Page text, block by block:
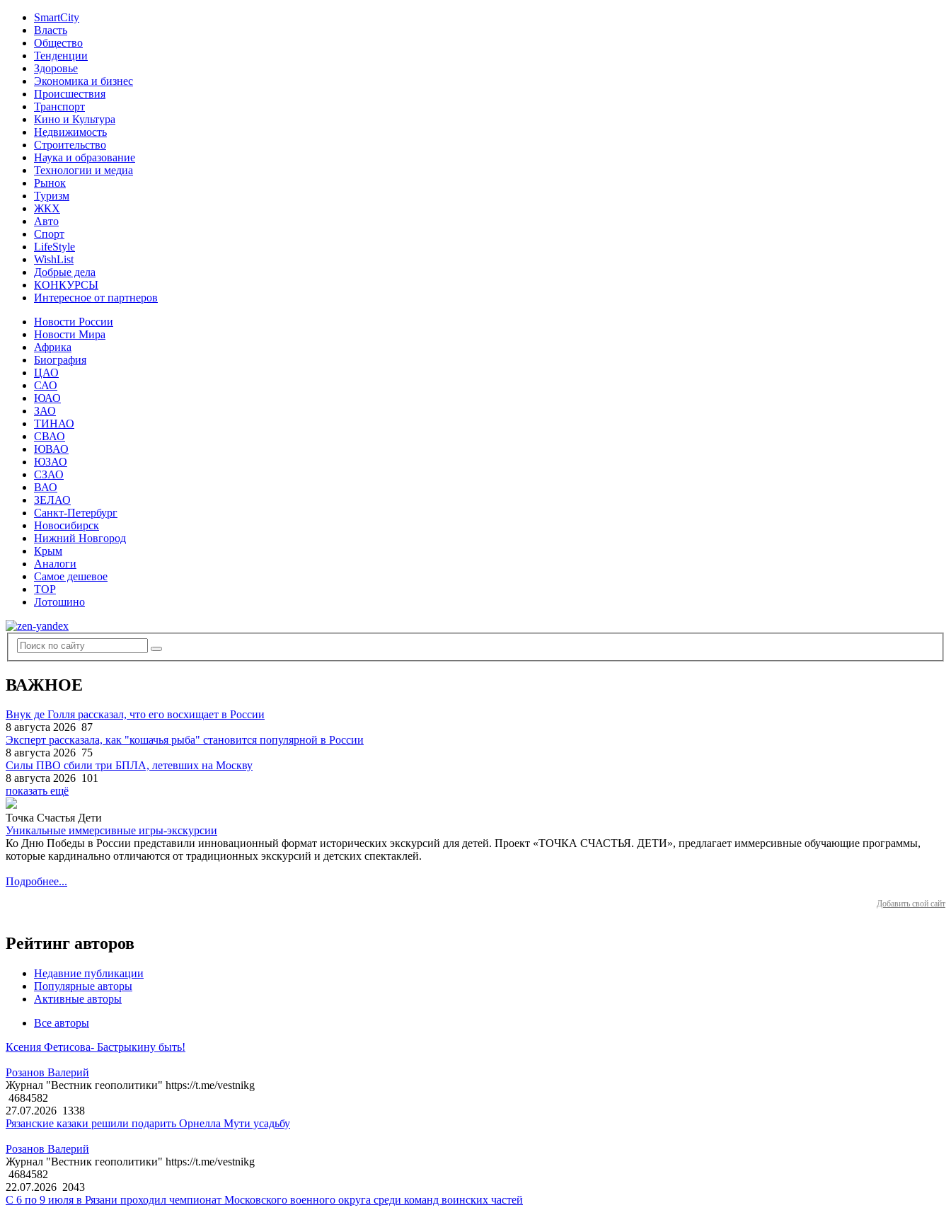
SmartCity
Власть
Общество
Тенденции
Здоровье
Экономика и бизнес
Происшествия
Транспорт
Кино и Культура
Недвижимость
Строительство
Наука и образование
Технологии и медиа
Рынок
Туризм
ЖКХ
Авто
Спорт
LifeStyle
WishList
Добрые дела
КОНКУРСЫ
Интересное от партнеров
Новости России
Новости Мира
Африка
Биография
ЦАО
САО
ЮАО
ЗАО
ТИНАО
СВАО
ЮВАО
ЮЗАО
СЗАО
ВАО
ЗЕЛАО
Санкт-Петербург
Новосибирск
Нижний Новгород
Крым
Аналоги
Самое дешевое
TOP
Лотошино
ВАЖНОЕ
Внук де Голля рассказал, что его восхищает в России
8 августа 2026 87
Эксперт рассказала, как "кошачья рыба" становится популярной в России
8 августа 2026 75
Силы ПВО сбили три БПЛА, летевших на Москву
8 августа 2026 101
показать ещё
Точка Счастья Дети
Уникальные иммерсивные игры-экскурсии
Ко Дню Победы в России представили инновационный формат исторических экскурсий для детей. Проект «ТОЧКА СЧАСТЬЯ. ДЕТИ», предлагает иммерсивные обучающие программы,
которые кардинально отличаются от традиционных экскурсий и детских спектаклей.
Подробнее...
Добавить свой сайт
Рейтинг авторов
Недавние публикации
Популярные авторы
Активные авторы
Все авторы
Ксения Фетисова- Бастрыкину быть!
Розанов Валерий
Журнал "Вестник геополитики" https://t.me/vestnikg
4684582
27.07.2026 1338
Рязанские казаки решили подарить Орнелла Мути усадьбу
Розанов Валерий
Журнал "Вестник геополитики" https://t.me/vestnikg
4684582
22.07.2026 2043
С 6 по 9 июля в Рязани проходил чемпионат Московского военного округа среди команд воинских частей